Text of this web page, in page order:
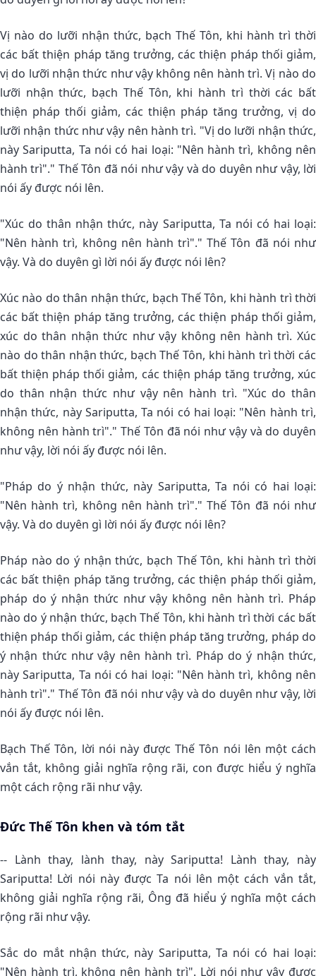
Vị nào do lưỡi nhận thức, bạch Thế Tôn, khi hành trì thời
các bất thiện pháp tăng trưởng, các thiện pháp thối giảm,
vị do lưỡi nhận thức như vậy không nên hành trì. Vị nào do
lưỡi nhận thức, bạch Thế Tôn, khi hành trì thời các bất
thiện pháp thối giảm, các thiện pháp tăng trưởng, vị do
lưỡi nhận thức như vậy nên hành trì. "Vị do lưỡi nhận thức,
này Sariputta, Ta nói có hai loại: "Nên hành trì, không nên
hành trì"." Thế Tôn đã nói như vậy và do duyên như vậy, lời
nói ấy được nói lên.
"Xúc do thân nhận thức, này Sariputta, Ta nói có hai loại:
"Nên hành trì, không nên hành trì"." Thế Tôn đã nói như
vậy. Và do duyên gì lời nói ấy được nói lên?
Xúc nào do thân nhận thức, bạch Thế Tôn, khi hành trì thời
các bất thiện pháp tăng trưởng, các thiện pháp thối giảm,
xúc do thân nhận thức như vậy không nên hành trì. Xúc
nào do thân nhận thức, bạch Thế Tôn, khi hành trì thời các
bất thiện pháp thối giảm, các thiện pháp tăng trưởng, xúc
do thân nhận thức như vậy nên hành trì. "Xúc do thân
nhận thức, này Sariputta, Ta nói có hai loại: "Nên hành trì,
không nên hành trì"." Thế Tôn đã nói như vậy và do duyên
như vậy, lời nói ấy được nói lên.
"Pháp do ý nhận thức, này Sariputta, Ta nói có hai loại:
"Nên hành trì, không nên hành trì"." Thế Tôn đã nói như
vậy. Và do duyên gì lời nói ấy được nói lên?
Pháp nào do ý nhận thức, bạch Thế Tôn, khi hành trì thời
các bất thiện pháp tăng trưởng, các thiện pháp thối giảm,
pháp do ý nhận thức như vậy không nên hành trì. Pháp
nào do ý nhận thức, bạch Thế Tôn, khi hành trì thời các bất
thiện pháp thối giảm, các thiện pháp tăng trưởng, pháp do
ý nhận thức như vậy nên hành trì. Pháp do ý nhận thức,
này Sariputta, Ta nói có hai loại: "Nên hành trì, không nên
hành trì"." Thế Tôn đã nói như vậy và do duyên như vậy, lời
nói ấy được nói lên.
Bạch Thế Tôn, lời nói này được Thế Tôn nói lên một cách
vắn tắt, không giải nghĩa rộng rãi, con được hiểu ý nghĩa
một cách rộng rãi như vậy.
Ðức Thế Tôn khen và tóm tắt
-- Lành thay, lành thay, này Sariputta! Lành thay, này
Sariputta! Lời nói này được Ta nói lên một cách vắn tắt,
không giải nghĩa rộng rãi, Ông đã hiểu ý nghĩa một cách
rộng rãi như vậy.
Sắc do mắt nhận thức, này Sariputta, Ta nói có hai loại:
"Nên hành trì, không nên hành trì". Lời nói như vậy được